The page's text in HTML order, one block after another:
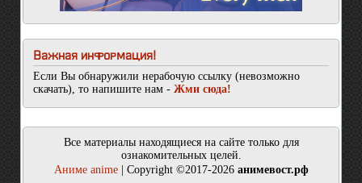
Важная информация!
Если Вы обнаружили нерабочую ссылку (невозможно
скачать), то напишите нам - Жми сюда!
Все материалы находящиеся на сайте только для
ознакомительных целей.
Аниме anime| Copyright ©2017-2026 анимевост.рф